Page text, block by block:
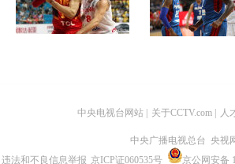
中央电视台网站 关于CCTV.com 人
中央广播电视总台 央视
违法和不良信息举报 京ICP证060535号
京公网安备